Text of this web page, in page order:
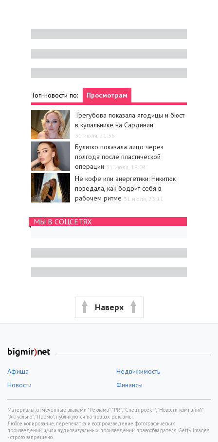
Топ-новости по: Просмотрам
Трегубова показала ягодицы и бюст
в купальнике на Сардинии
31 июля, 21:36
Булитко показала лицо через
полгода после пластической
операции 31 июля, 18:04
Не кофе или энергетики: Никитюк
поведала, как бодрит себя в
рабочем ритме 31 июля, 23:11
МЫ В СОЦСЕТЯХ
Наверх
Афиша
Недвижимость
Новости
Финансы
Материалы, отмеченные знаками "Реклама", "PR", "Спецпроект", "Новости компаний",
"Актуально", "Промо", публикуются на правах рекламы.
Любое копирование, перепечатка и воспроизведение фотографических
произведений и/или аудиовизуальных произведений правообладателя Getty Images
- строго запрещено.